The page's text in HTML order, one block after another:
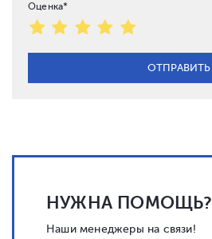
Оценка*
НУЖНА ПОМОЩЬ?
Наши менеджеры на связи!